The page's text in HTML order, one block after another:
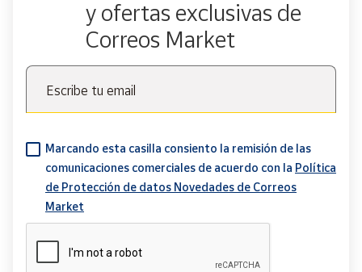
y ofertas exclusivas de
Correos Market
Escribe tu email
Marcando esta casilla consiento la remisión de las
comunicaciones comerciales de acuerdo con la Política
de Protección de datos Novedades de Correos
Market